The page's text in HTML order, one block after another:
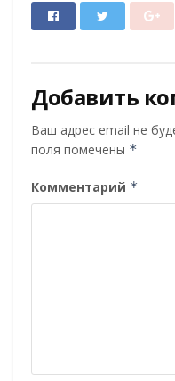
Добавить
Ваш адрес email не
поля помечены *
Комментарий *